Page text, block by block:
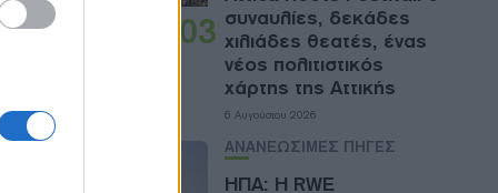
03 συναυλίες, δεκάδες
χιλιάδες θεατές, ένας
νέος πολιτιστικός
χάρτης της Αττικής
6 Αυγούστου 2026
ΑΝΑΝΕΩΣΙΜΕΣ ΠΗΓΕΣ
ΗΠΑ: Η RWE